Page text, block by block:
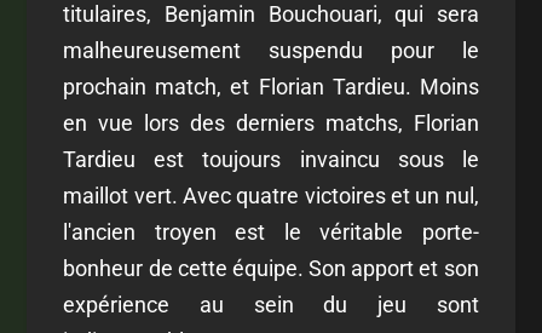
titulaires, Benjamin Bouchouari, qui sera
malheureusement suspendu pour le
prochain match, et Florian Tardieu. Moins
en vue lors des derniers matchs, Florian
Tardieu est toujours invaincu sous le
maillot vert. Avec quatre victoires et un nul,
l'ancien troyen est le véritable porte-
bonheur de cette équipe. Son apport et son
expérience au sein du jeu sont